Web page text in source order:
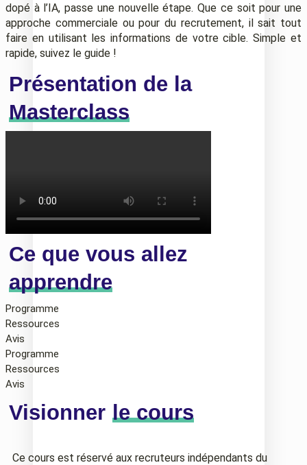
dopé à l’IA, passe une nouvelle étape. Que ce soit pour une
approche commerciale ou pour du recrutement, il sait tout
faire en utilisant les informations de votre cible. Simple et
rapide, suivez le guide !
Présentation de la
Masterclass
Ce que vous allez
apprendre
Programme
Ressources
Avis
Programme
Ressources
Avis
Visionner le cours
Ce cours est réservé aux recruteurs indépendants du